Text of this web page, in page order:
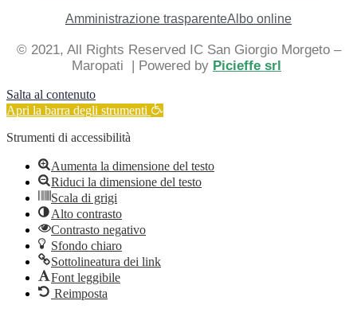
Amministrazione trasparenteAlbo online
© 2021, All Rights Reserved IC San Giorgio Morgeto –
Maropati | Powered by Picieffe srl
Salta al contenuto
Apri la barra degli strumenti
Strumenti di accessibilità
Aumenta la dimensione del testo
Riduci la dimensione del testo
Scala di grigi
Alto contrasto
Contrasto negativo
Sfondo chiaro
Sottolineatura dei link
Font leggibile
Reimposta